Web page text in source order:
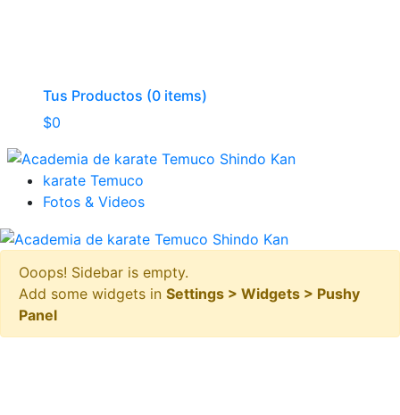
Tus Productos (0 items)
$0
karate Temuco
Fotos & Videos
Ooops! Sidebar is empty.
Add some widgets in Settings > Widgets > Pushy
Panel